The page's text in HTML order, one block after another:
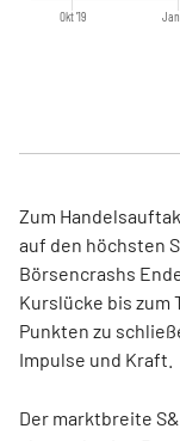
Okt '19
Zum
auf den höchsten
Börsencrashs
Kurslücke bis zum
Punkten zu
Impulse und Kraft.
Der marktbreite